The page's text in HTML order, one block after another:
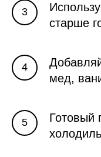
старше
мед,
Готовый